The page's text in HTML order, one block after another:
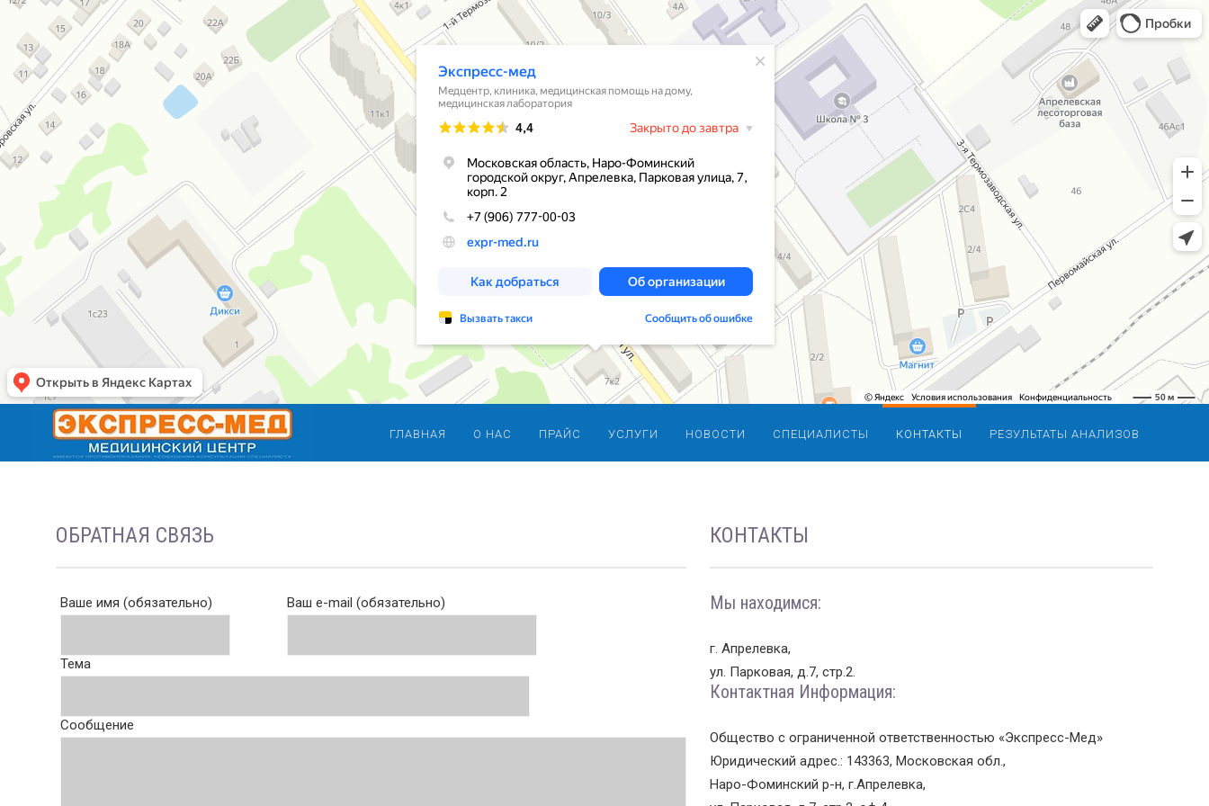
ГЛАВНАЯ О НАС ПРАЙС УСЛУГИ НОВОСТИ СПЕЦИАЛИСТЫ КОНТАКТЫ РЕЗУЛЬТАТЫ АНАЛИЗОВ
ОБРАТНАЯ СВЯЗЬ
Ваше имя (обязательно) Ваш e-mail (обязательно)
Тема
Сообщение
КОНТАКТЫ
Мы находимся:
г. Апрелевка,
ул. Парковая, д.7, стр.2.
Контактная Информация:
Общество с ограниченной ответственностью «Экспресс-Мед»
Юридический адрес.: 143363, Московская обл.,
Наро-Фоминский р-н, г.Апрелевка,